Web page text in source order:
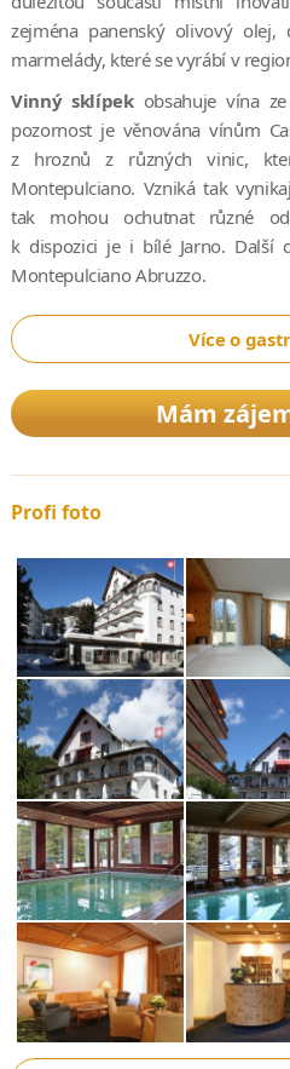
zejména panenský olivový
marmelády, které se vyrábí v
Vinný sklípekobsahuje vína ze
pozornost je věnována vínům
z hroznů z různých vinic,
Montepulciano. Vzniká tak
tak mohou ochutnat různé
k dispozici je i bílé Jarno. Další
Montepulciano Abruzzo.
Více o
Mám
Profi foto